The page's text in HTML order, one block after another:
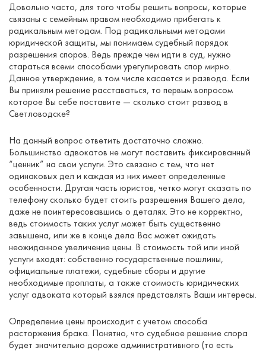
Довольно часто, для того чтобы решить вопросы, которые
связаны с семейным правом необходимо прибегать к
радикальным методам. Под радикальными методами
юридической защиты, мы понимаем судебный порядок
разрешения споров. Ведь прежде чем идти в суд, нужно
стараться всеми способами урегулировать спор мирно.
Данное утверждение, в том числе касается и развода. Если
Вы приняли решение расставаться, то первым вопросом
которое Вы себе поставите — сколько стоит развод в
Светловодске?
На данный вопрос ответить достаточно сложно.
Большинство адвокатов не могут поставить фиксированный
“ценник” на свои услуги. Это связано с тем, что нет
одинаковых дел и каждая из них имеет определенные
особенности. Другая часть юристов, четко могут сказать по
телефону сколько будет стоить разрешения Вашего дела,
даже не поинтересовавшись о деталях. Это не корректно,
ведь стоимость таких услуг может быть существенно
завышена, или же в конце дела Вас может ожидать
неожиданное увеличение цены. В стоимость той или иной
услуги входят: собственно государственные пошлины,
официальные платежи, судебные сборы и другие
необходимые проплаты, а также стоимость юридических
услуг адвоката который взялся представлять Ваши интересы.
Определение цены происходит с учетом способа
расторжения брака. Понятно, что судебное решение спора
будет значительно дороже административного (то есть